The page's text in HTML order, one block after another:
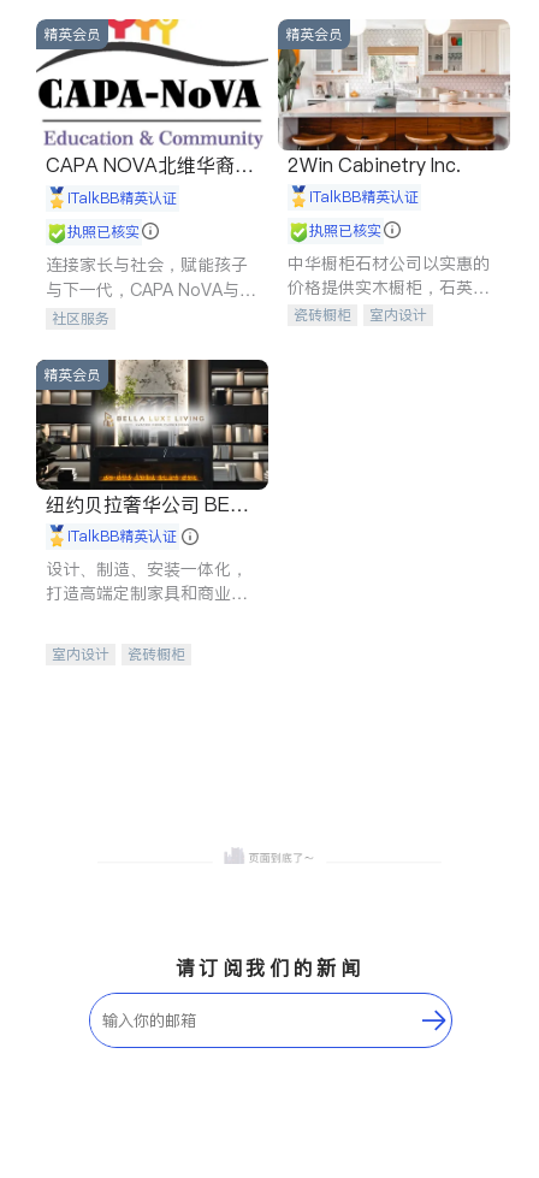
建筑合同、刑事案件全包办
信托/遗嘱
商业
索赔
律师-其它 保释
精英会员
CAPA NOVA北维华裔家
长会iTalkBB精英认证
执照已核实
连接家长与社会，赋能孩子
与下一代，CAPA NoVA与您
携手建设包容、公平、充满
社区服务
精英会员
2Win Cabinetry Inc.
iTalkBB精英认证
执照已核实
中华橱柜石材公司以实惠的
价格提供实木橱柜，石英石
台面，多种优质不锈钢水
瓷砖橱柜
室内设计
精英会员
纽约贝拉奢华公司 BELL
A LUXE
iTalkBB精英认证
设计、制造、安装一体化，
打造高端定制家具和商业空
室内设计
瓷砖橱柜
请订阅我们的新闻